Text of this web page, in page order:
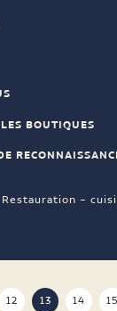
BOUTIQUES
–
12 13 14 15